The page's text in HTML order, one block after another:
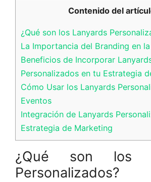
Contenido del
¿Qué son los Lanyards
La Importancia del Branding en
Beneficios de Incorporar
Personalizados en tu Estrategia
Cómo Usar los Lanyards
Eventos
Integración de Lanyards
Estrategia de Marketing
¿Qué son los
Personalizados?